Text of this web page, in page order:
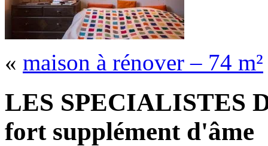
« maison à rénover – 74 m²
LES SPECIALISTES
fort supplément d'âme